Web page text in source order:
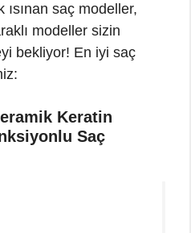
ısınan saç modeller,
modeller sizin
bekliyor! En iyi saç
Keratin
Saç